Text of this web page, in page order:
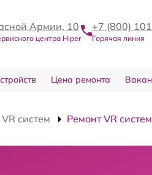
Армии, 10
центра Hiper
+7 (800)
Горячая линия
Цена ремонта
систем Ремонт VR